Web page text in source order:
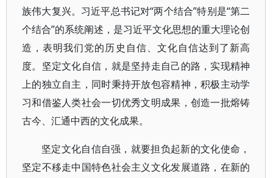
族伟大复兴。习近平总书记对“两个结合”特别是“第二
个结合”的系统阐述，是习近平文化思想的重大理论创
造，表明我们党的历史自信、文化自信达到了新高
度。坚定文化自信，就是坚持走自己的路，实现精神
上的独立自主，同时秉持开放包容精神，积极主动学
习和借鉴人类社会一切优秀文明成果，创造一批熔铸
古今、汇通中西的文化成果。
坚定文化自信自强，就要担负起新的文化使命，
坚定不移走中国特色社会主义文化发展道路，在新的